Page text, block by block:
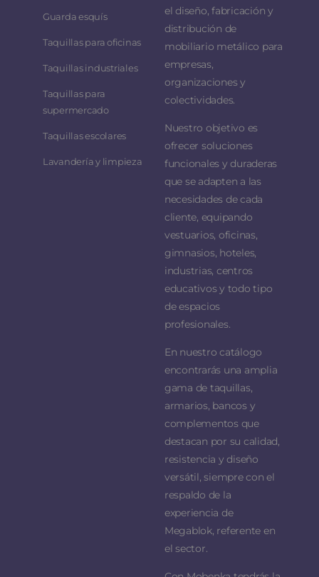
Guarda esquís
Taquillas para oficinas
Taquillas industriales
Taquillas para
supermercado
Taquillas escolares
Lavandería y limpieza
el diseño, fabricación y
distribución de
mobiliario metálico para
empresas,
organizaciones y
colectividades.
Nuestro objetivo es
ofrecer soluciones
funcionales y duraderas
que se adapten a las
necesidades de cada
cliente, equipando
vestuarios, oficinas,
gimnasios, hoteles,
industrias, centros
educativos y todo tipo
de espacios
profesionales.
En nuestro catálogo
encontrarás una amplia
gama de taquillas,
armarios, bancos y
complementos que
destacan por su calidad,
resistencia y diseño
versátil, siempre con el
respaldo de la
experiencia de
Megablok, referente en
el sector.